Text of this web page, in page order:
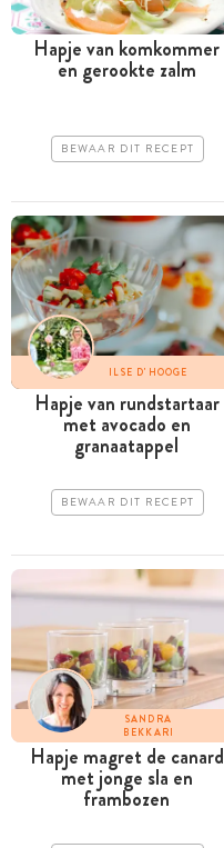
Hapje van komkommer
en gerookte zalm
BEWAAR DIT RECEPT
ILSE D'HOOGE
Hapje van rundstartaar
met avocado en
granaatappel
BEWAAR DIT RECEPT
SANDRA
BEKKARI
Hapje magret de canard
met jonge sla en
frambozen